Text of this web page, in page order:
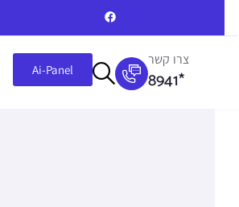
Ai-Panel
צרו קשר
8941*